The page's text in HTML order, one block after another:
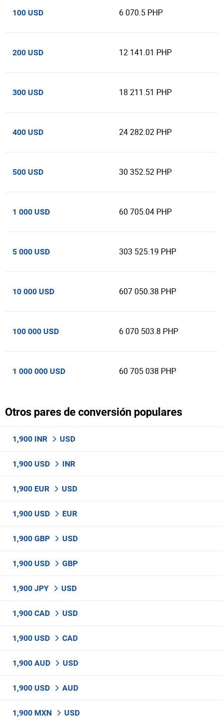
100 USD 6 070.5 PHP
200 USD 12 141.01 PHP
300 USD 18 211.51 PHP
400 USD 24 282.02 PHP
500 USD 30 352.52 PHP
1 000 USD 60 705.04 PHP
5 000 USD 303 525.19 PHP
10 000 USD 607 050.38 PHP
100 000 USD 6 070 503.8 PHP
1 000 000 USD 60 705 038 PHP
Otros pares de conversión populares
1,900 INR USD
1,900 USD INR
1,900 EUR USD
1,900 USD EUR
1,900 GBP USD
1,900 USD GBP
1,900 JPY USD
1,900 CAD USD
1,900 USD CAD
1,900 AUD USD
1,900 USD AUD
1,900 MXN USD